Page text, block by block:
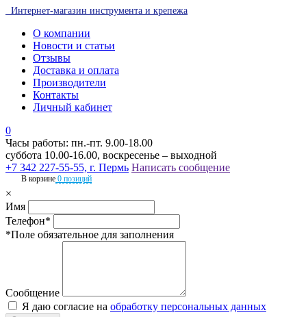
Интернет-магазин инструмента и крепежа
О компании
Новости и статьи
Отзывы
Доставка и оплата
Производители
Контакты
Личный кабинет
0
Часы работы: пн.-пт. 9.00-18.00
суббота 10.00-16.00, воскресенье – выходной
+7 342 227-55-55, г. Пермь Написать сообщение
В корзине 0 позиций
×
Имя
Телефон*
*Поле обязательное для заполнения
Сообщение
Я даю согласие на обработку персональных данных